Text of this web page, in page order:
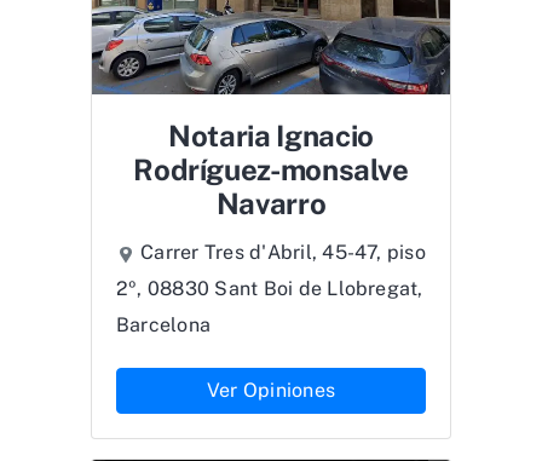
Notaria Ignacio
Rodríguez-monsalve
Navarro
Carrer Tres d'Abril, 45-47, piso
2º, 08830 Sant Boi de Llobregat,
Barcelona
Ver Opiniones